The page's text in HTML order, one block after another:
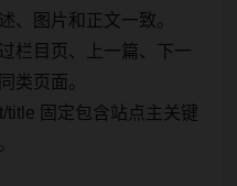
、图片和正文一致。
栏目页、上一篇、下一
类页面。
title 固定包含站点主关键